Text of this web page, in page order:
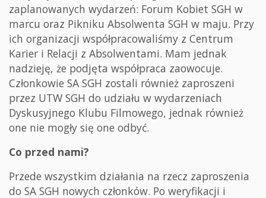
zaplanowanych wydarzeń: Forum Kobiet SGH w
marcu oraz Pikniku Absolwenta SGH w maju. Przy
ich organizacji współpracowaliśmy z Centrum
Karier i Relacji z Absolwentami. Mam jednak
nadzieję, że podjęta współpraca zaowocuje.
Członkowie SA SGH zostali również zaproszeni
przez UTW SGH do udziału w wydarzeniach
Dyskusyjnego Klubu Filmowego, jednak również
one nie mogły się one odbyć.
Co przed nami?
Przede wszystkim działania na rzecz zaproszenia
do SA SGH nowych członków. Po weryfikacji i